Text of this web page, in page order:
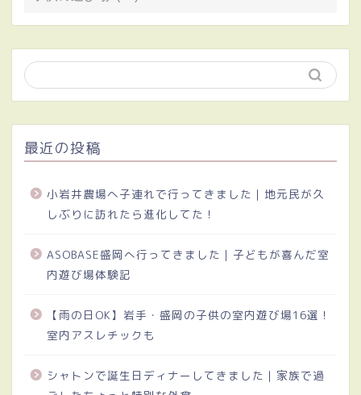
最近の投稿
小岩井農場へ子連れで行ってきました｜地元民が久
しぶりに訪れたら進化してた！
ASOBASE盛岡へ行ってきました｜子どもが喜んだ室
内遊び場体験記
【雨の日OK】岩手・盛岡の子供の室内遊び場16選！
室内アスレチックも
シャトンで誕生日ディナーしてきました｜家族で過